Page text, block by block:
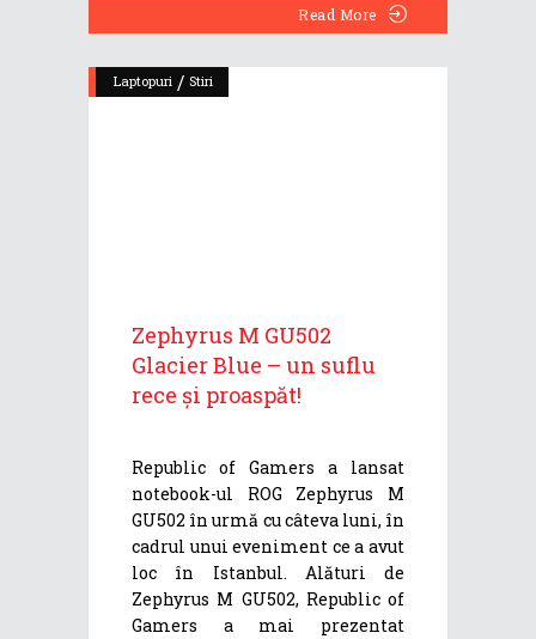
Read More
Laptopuri / Stiri
Zephyrus M GU502
Glacier Blue – un suflu
rece și proaspăt!
Republic of Gamers a lansat
notebook-ul ROG Zephyrus M
GU502 în urmă cu câteva luni, în
cadrul unui eveniment ce a avut
loc în Istanbul. Alături de
Zephyrus M GU502, Republic of
Gamers a mai prezentat